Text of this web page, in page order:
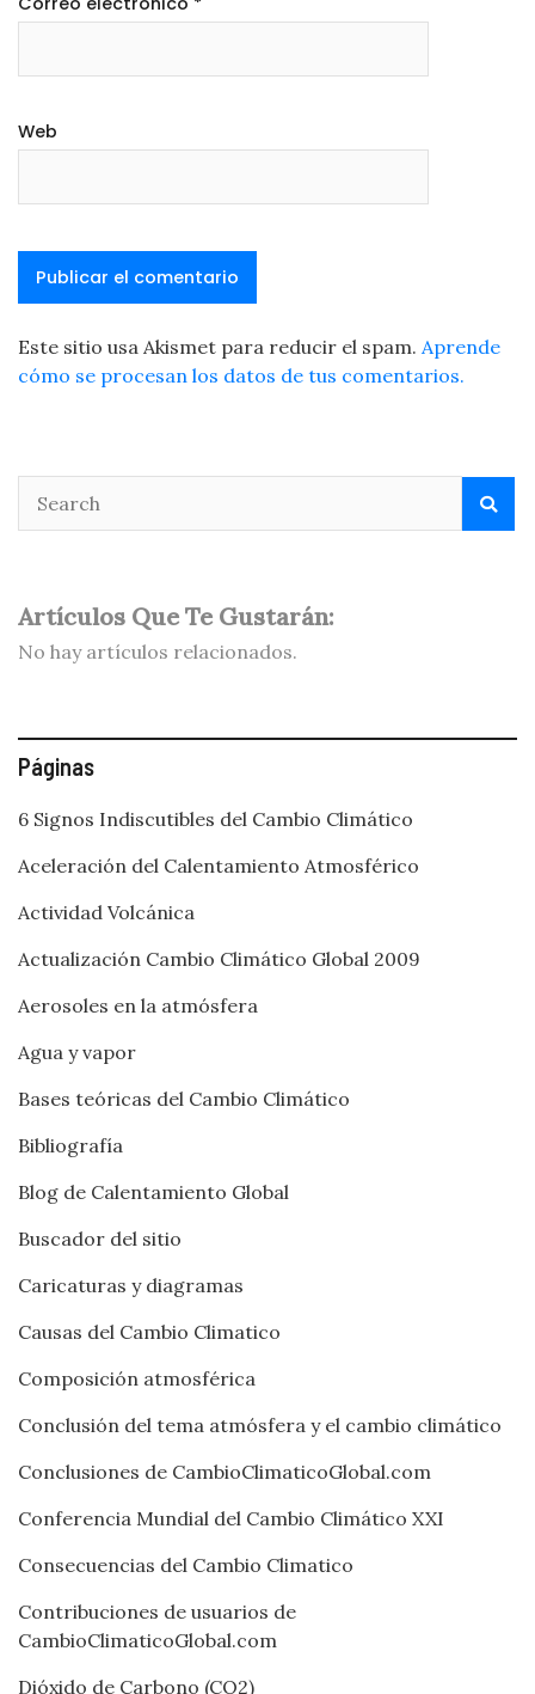
Web
Este sitio usa Akismet para reducir el spam. Aprende
cómo se procesan los datos de tus comentarios.
Artículos Que Te Gustarán:
No hay artículos relacionados.
Páginas
6 Signos Indiscutibles del Cambio Climático
Aceleración del Calentamiento Atmosférico
Actividad Volcánica
Actualización Cambio Climático Global 2009
Aerosoles en la atmósfera
Agua y vapor
Bases teóricas del Cambio Climático
Bibliografía
Blog de Calentamiento Global
Buscador del sitio
Caricaturas y diagramas
Causas del Cambio Climatico
Composición atmosférica
Conclusión del tema atmósfera y el cambio climático
Conclusiones de CambioClimaticoGlobal.com
Conferencia Mundial del Cambio Climático XXI
Consecuencias del Cambio Climatico
Contribuciones de usuarios de
CambioClimaticoGlobal.com
Dióxido de Carbono (CO2)